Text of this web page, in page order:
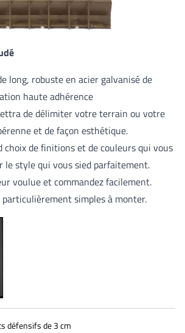
long, robuste en acier galvanisé de
haute adhérence
de délimiter votre terrain ou votre
et de façon esthétique.
choix de finitions et de couleurs qui vous
le style qui vous sied parfaitement.
voulue et commandez facilement.
particulièrement simples à monter.
défensifs de 3 cm